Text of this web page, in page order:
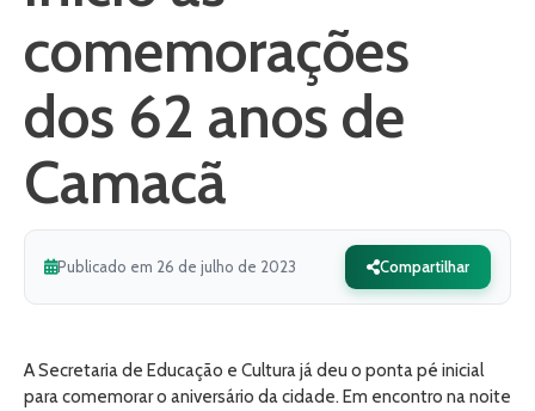
comemorações
dos 62 anos de
Camacã
Publicado em 26 de julho de 2023 Compartilhar
A Secretaria de Educação e Cultura já deu o ponta pé inicial
para comemorar o aniversário da cidade. Em encontro na noite